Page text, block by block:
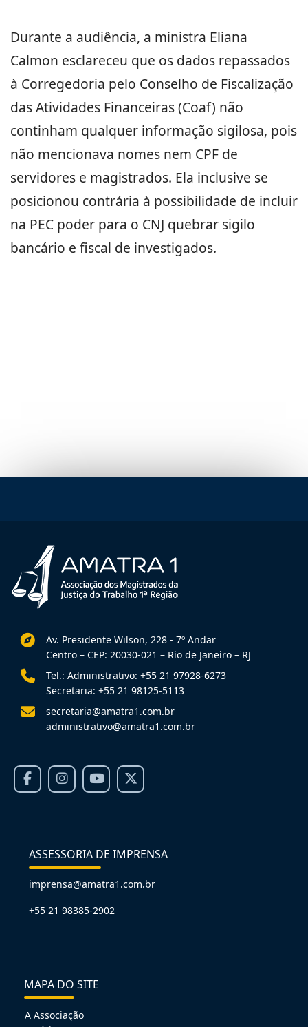
Durante a audiência, a ministra Eliana
Calmon esclareceu que os dados repassados
à Corregedoria pelo Conselho de Fiscalização
das Atividades Financeiras (Coaf) não
continham qualquer informação sigilosa, pois
não mencionava nomes nem CPF de
servidores e magistrados. Ela inclusive se
posicionou contrária à possibilidade de incluir
na PEC poder para o CNJ quebrar sigilo
bancário e fiscal de investigados.
Av. Presidente Wilson, 228 - 7º Andar
Centro – CEP: 20030-021 – Rio de Janeiro – RJ
Tel.: Administrativo: +55 21 97928-6273
Secretaria: +55 21 98125-5113
secretaria@amatra1.com.br
administrativo@amatra1.com.br
ASSESSORIA DE IMPRENSA
imprensa@amatra1.com.br
+55 21 98385-2902
MAPA DO SITE
A Associação